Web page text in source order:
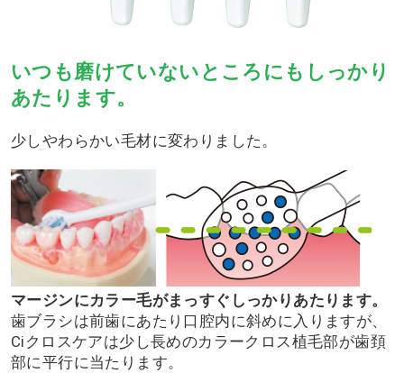
いつも磨けていないところにもしっかり
あたります。
少しやわらかい毛材に変わりました。
マージンにカラー毛がまっすぐしっかりあたります。
歯ブラシは前歯にあたり口腔内に斜めに入りますが、
Ciクロスケアは少し長めのカラークロス植毛部が歯頚
部に平行に当たります。